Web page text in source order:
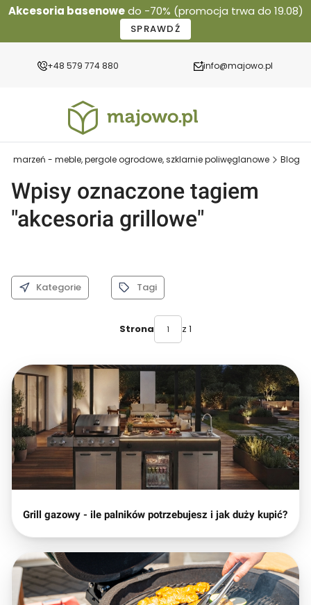
Akcesoria basenowedo -70% (promocja trwa do 19.08)
SPRAWDŹ
+48 579 774 880 info@majowo.pl
marzeń - meble, pergole ogrodowe, szklarnie poliwęglanowe Blog
Wpisy oznaczone tagiem
"akcesoria grillowe"
Kategorie Tagi
Strona z 1
Grill gazowy - ile palników potrzebujesz i jak duży kupić?